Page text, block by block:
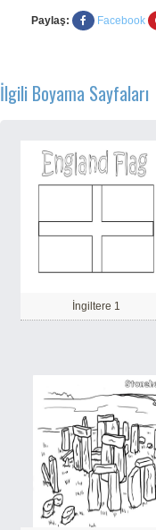
Paylaş: Facebook
İlgili Boyama Sayfaları
İngiltere 1